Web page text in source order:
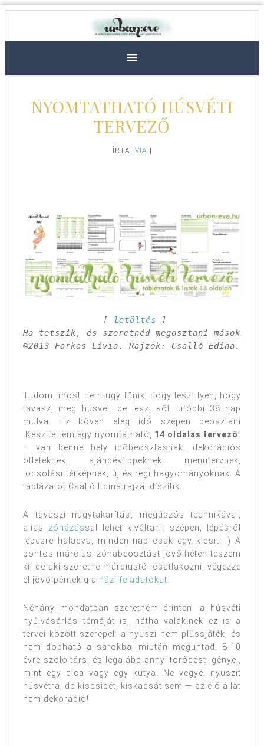
NYOMTATHATÓ HÚSVÉTI
TERVEZŐ
ÍRTA: VIA
[ letöltés ]
Ha tetszik, és szeretnéd megosztani
©2013 Farkas Lívia. Rajzok: Csalló Edina.
Tudom, most nem úgy tűnik, hogy lesz ilyen, hogy
tavasz, meg húsvét, de lesz, sőt, utóbbi 38 nap
múlva. Ez bőven elég idő szépen beosztani
Készítettem egy nyomtatható, 14 oldalas tervezőt
– van benne hely időbeosztásnak, dekorációs
ötleteknek, ajándéktippeknek, menütervnek,
locsolási térképnek, új és régi hagyományoknak. A
táblázatot Csalló Edina rajzai díszítik.
A tavaszi nagytakarítást megúszós technikával,
alias zónázással lehet kiváltani: szépen, lépésről
lépésre haladva, minden nap csak egy kicsit. :) A
pontos márciusi zónabeosztást jövő héten teszem
ki, de aki szeretne márciustól csatlakozni, végezze
el jövő péntekig a házi feladatokat
Néhány mondatban szeretném érinteni a húsvéti
nyúlvásárlás témáját is, hátha valakinek ez is a
tervei között szerepel: a nyuszi nem plüssjáték, és
nem dobható a sarokba, miután meguntad. 8-10
évre szóló társ, és legalább annyi törődést igényel,
mint egy cica vagy egy kutya. Ne vegyél nyuszit
húsvétra, de kiscsibét, kiskacsát sem — az élő állat
nem dekoráció!